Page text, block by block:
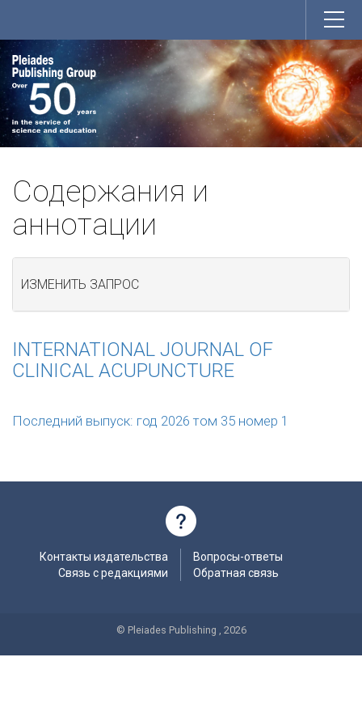
Содержания и
аннотации
ИЗМЕНИТЬ ЗАПРОС
INTERNATIONAL JOURNAL OF
CLINICAL ACUPUNCTURE
Последний выпуск: год 2026 том 35 номер 1
Контакты издательства
Связь с редакциями
Вопросы-ответы
Обратная связь
© Pleiades Publishing , 2026